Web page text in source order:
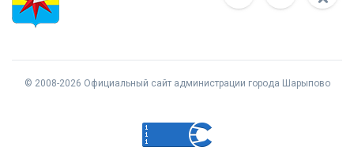
© 2008-2026 Официальный сайт администрации города Шарыпово